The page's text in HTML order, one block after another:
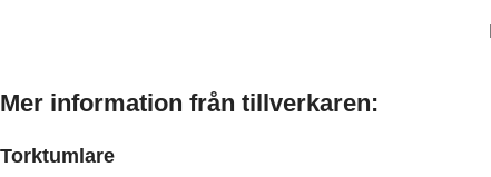
Mer information från tillverkaren:
Torktumlare